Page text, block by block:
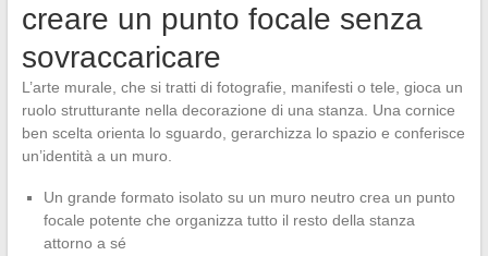
creare un punto focale senza
sovraccaricare
L’arte murale, che si tratti di fotografie, manifesti o tele, gioca un
ruolo strutturante nella decorazione di una stanza. Una cornice
ben scelta orienta lo sguardo, gerarchizza lo spazio e conferisce
un’identità a un muro.
Un grande formato isolato su un muro neutro crea un punto
focale potente che organizza tutto il resto della stanza
attorno a sé